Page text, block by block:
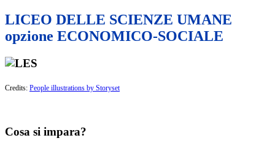
LICEO DELLE SCIENZE UMANE
opzione ECONOMICO-SOCIALE
Credits: People illustrations by Storyset
Cosa si impara?